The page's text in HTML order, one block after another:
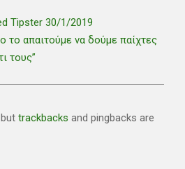
Tipster 30/1/2019
το απαιτούμε να δούμε παίχτες
τους”
trackbacks and pingbacks are